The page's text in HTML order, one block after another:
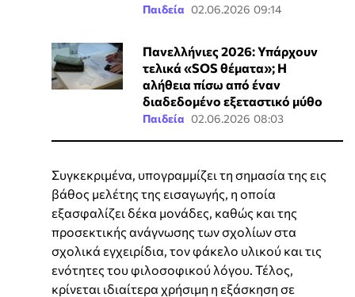
Παιδεία 02.06.2026 09:14
Πανελλήνιες 2026: Υπάρχουν
τελικά «SOS θέματα»; Η
αλήθεια πίσω από έναν
διαδεδομένο εξεταστικό μύθο
Παιδεία 02.06.2026 08:03
Συγκεκριμένα, υπογραμμίζει τη σημασία της εις
βάθος μελέτης της εισαγωγής, η οποία
εξασφαλίζει δέκα μονάδες, καθώς και της
προσεκτικής ανάγνωσης των σχολίων στα
σχολικά εγχειρίδια, τον φάκελο υλικού και τις
ενότητες του φιλοσοφικού λόγου. Τέλος,
κρίνεται ιδιαίτερα χρήσιμη η εξάσκηση σε